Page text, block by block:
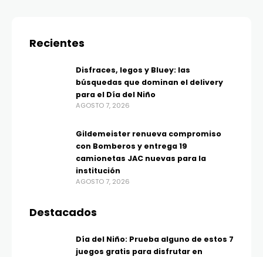
Recientes
Disfraces, legos y Bluey: las
búsquedas que dominan el delivery
para el Día del Niño
AGOSTO 7, 2026
Gildemeister renueva compromiso
con Bomberos y entrega 19
camionetas JAC nuevas para la
institución
AGOSTO 7, 2026
Destacados
Día del Niño: Prueba alguno de estos 7
juegos gratis para disfrutar en